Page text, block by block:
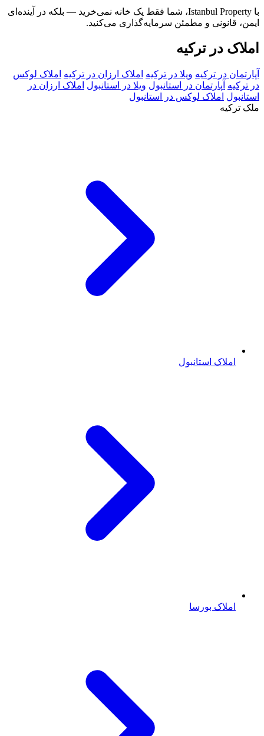
با Istanbul Property، شما فقط یک خانه نمی‌خرید — بلکه در
آینده‌ای
ایمن، قانونی و مطمئن سرمایه‌گذاری می‌کنید.
املاک در ترکیه
آپارتمان در ترکیه ویلا در ترکیه املاک ارزان در ترکیه املاک لوکس
در ترکیه آپارتمان در استانبول ویلا در استانبول املاک ارزان در
استانبول املاک لوکس در استانبول
ملک ترکیه
املاک استانبول
املاک بورسا